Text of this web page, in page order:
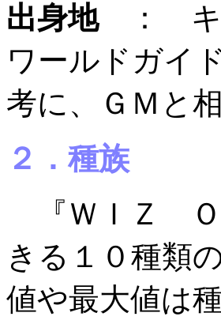
出身地
：
ワールドガイ
考に、ＧＭと
２．種族
『ＷＩＺ Ｏ
きる１０種類
値や最大値は